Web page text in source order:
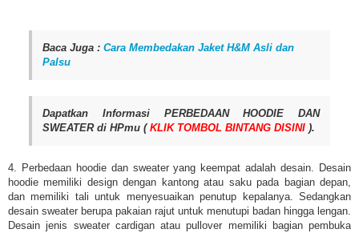
Baca Juga : Cara Membedakan Jaket H&M Asli dan
Palsu
Dapatkan Informasi PERBEDAAN HOODIE DAN
SWEATER di HPmu (KLIK TOMBOL BINTANG DISINI ).
4. Perbedaan hoodie dan sweater yang keempat adalah desain. Desain
hoodie memiliki design dengan kantong atau saku pada bagian depan,
dan memiliki tali untuk menyesuaikan penutup kepalanya. Sedangkan
desain sweater berupa pakaian rajut untuk menutupi badan hingga lengan.
Desain jenis sweater cardigan atau pullover memiliki bagian pembuka